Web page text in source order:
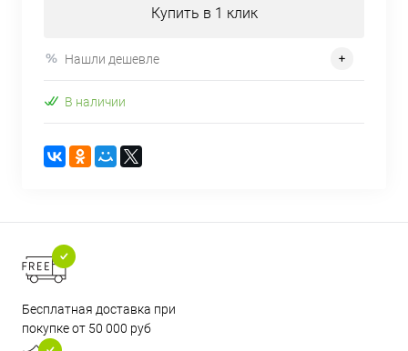
Купить в 1 клик
Нашли дешевле
В наличии
Бесплатная доставка при
покупке от 50 000 руб